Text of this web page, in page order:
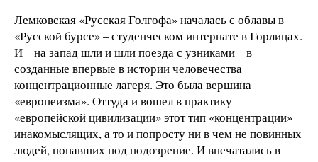
Лемковская «Русская Голгофа» началась с облавы в
«Русской бурсе» – студенческом интернате в Горлицах.
И – на запад шли и шли поезда с узниками – в
созданные впервые в истории человечества
концентрационные лагеря. Это была вершина
«европеизма». Оттуда и вошел в практику
«европейской цивилизации» этот тип «концентрации»
инакомыслящих, а то и попросту ни в чем не повинных
людей, попавших под подозрение. И впечатались в